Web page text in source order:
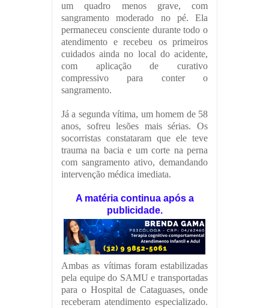
um quadro menos grave, com
sangramento moderado no pé. Ela
permaneceu consciente durante todo o
atendimento e recebeu os primeiros
cuidados ainda no local do acidente,
com aplicação de curativo
compressivo para conter o
sangramento.
Já a segunda vítima, um homem de 58
anos, sofreu lesões mais sérias. Os
socorristas constataram que ele teve
trauma na bacia e um corte na perna
com sangramento ativo, demandando
intervenção médica imediata.
A matéria continua após a
publicidade.
Ambas as vítimas foram estabilizadas
pela equipe do SAMU e transportadas
para o Hospital de Cataguases, onde
receberam atendimento especializado.